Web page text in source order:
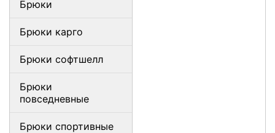
Брюки
Брюки карго
Брюки софтшелл
Брюки
повседневные
Брюки спортивные